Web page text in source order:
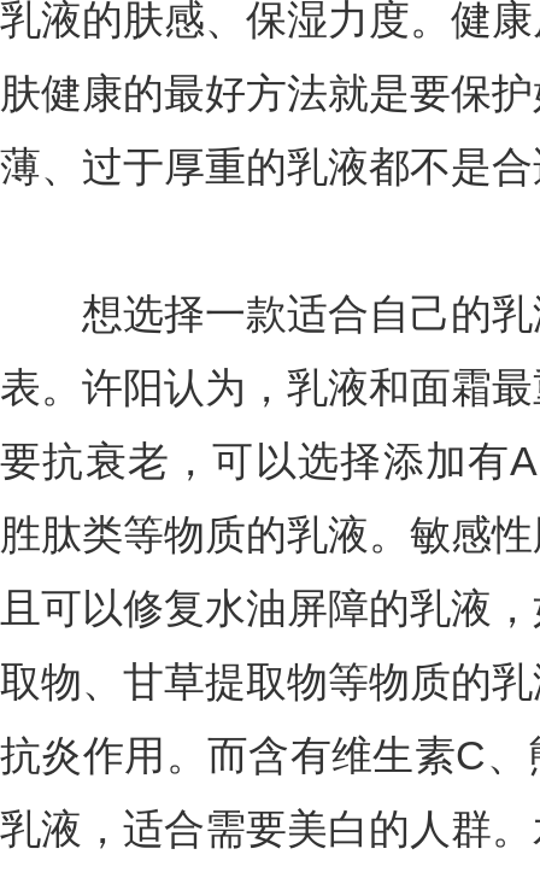
乳液的肤感、保湿力度。健
肤健康的最好方法就是要保
薄、过于厚重的乳液都不是
想选择一款适合自己的乳
表。许阳认为，乳液和面霜
要抗衰老，可以选择添加有
胜肽类等物质的乳液。敏感
且可以修复水油屏障的乳液
取物、甘草提取物等物质的
抗炎作用。而含有维生素C
乳液，适合需要美白的人群